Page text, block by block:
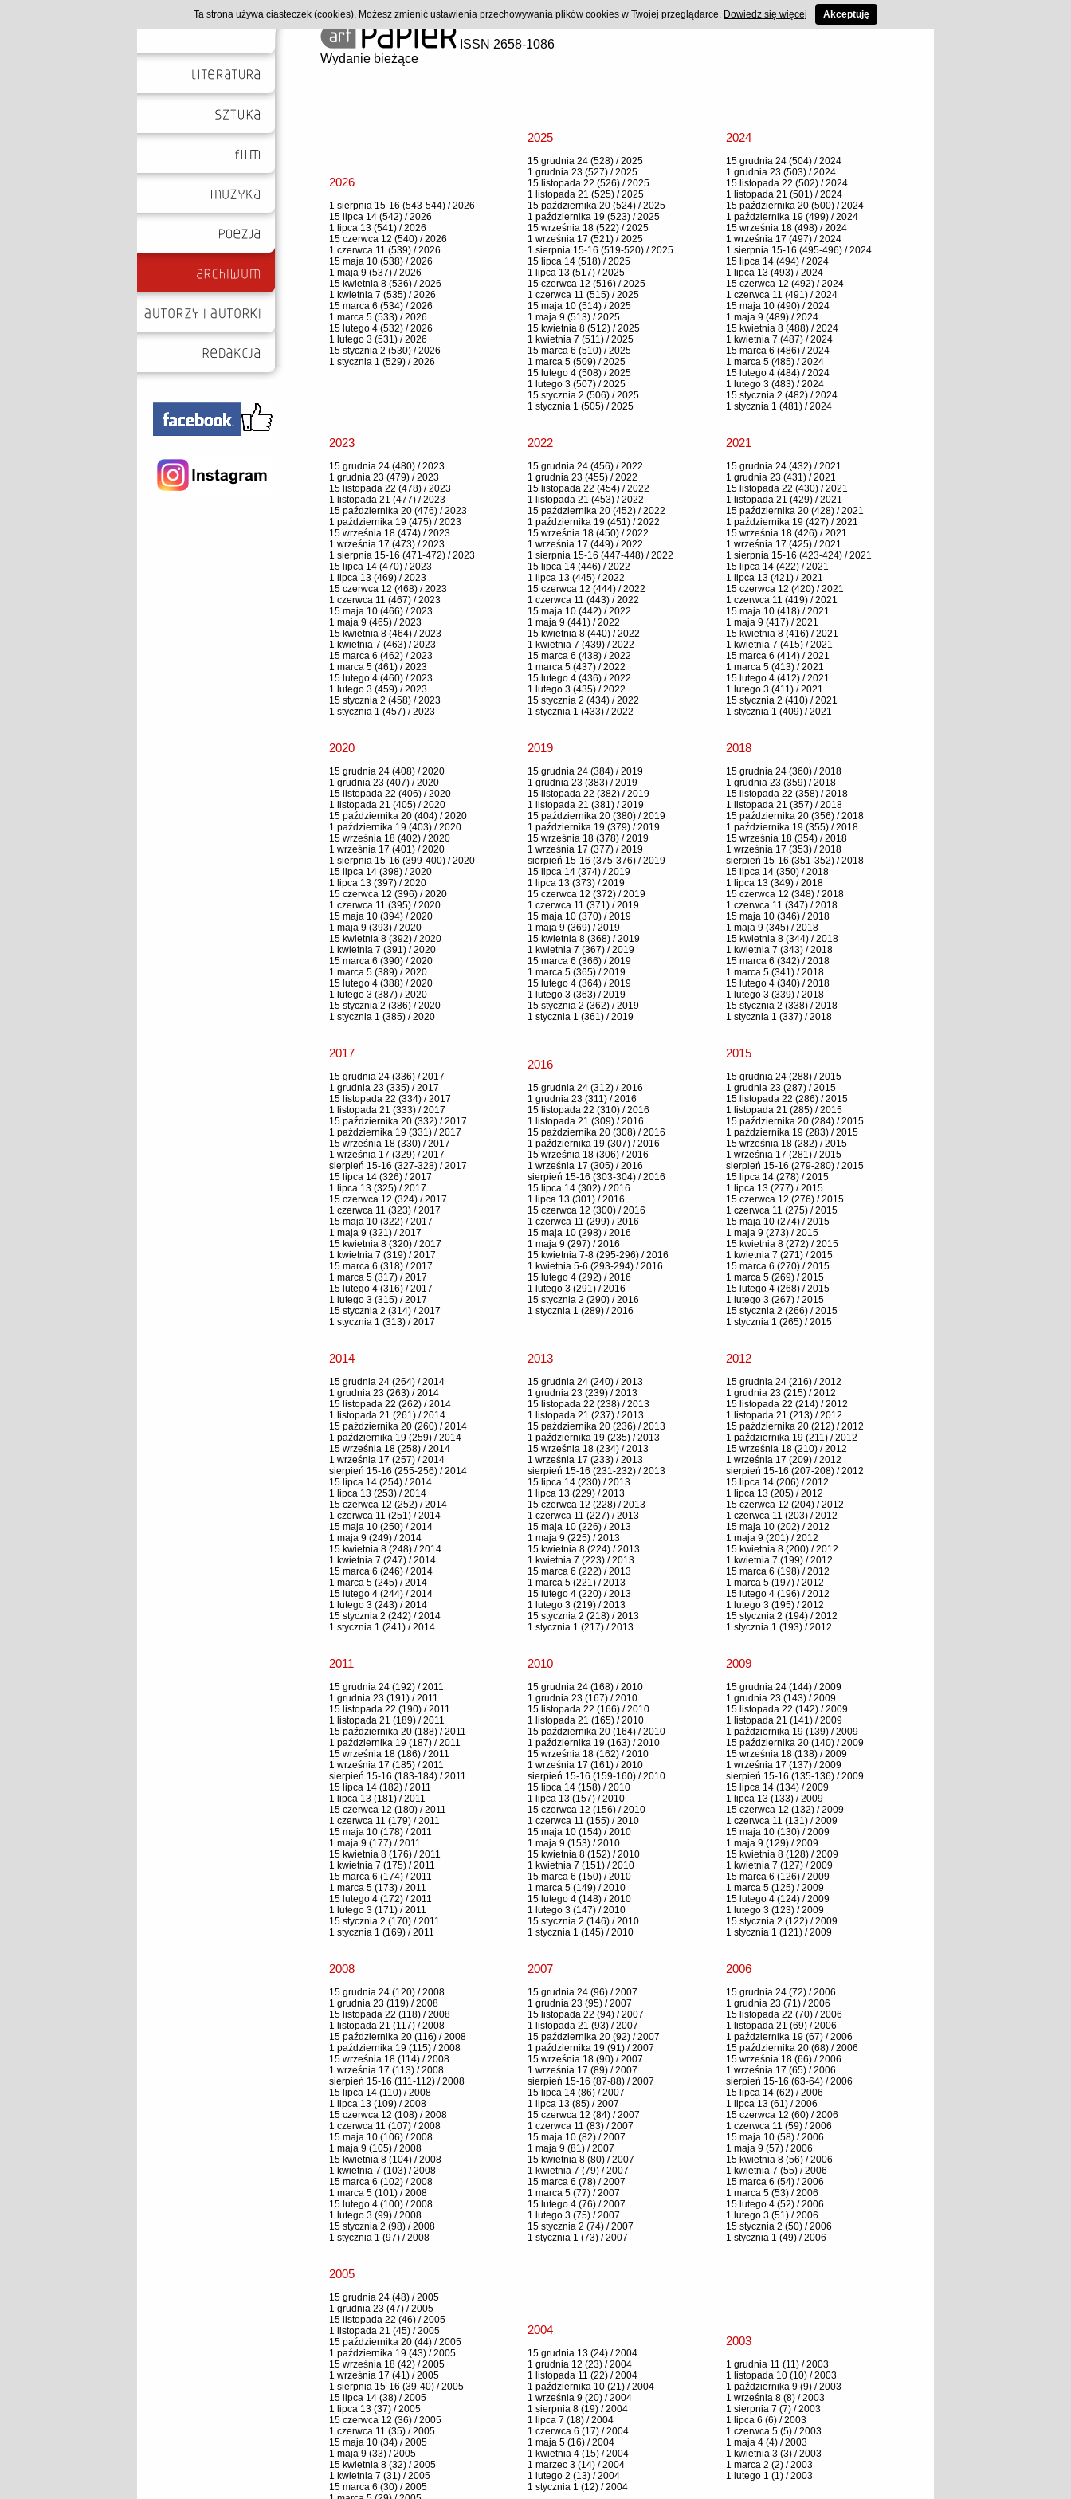
ISSN 2658-1086
Wydanie bieżące
2026
1 sierpnia 15-16 (543-544) / 2026
15 lipca 14 (542) / 2026
1 lipca 13 (541) / 2026
15 czerwca 12 (540) / 2026
1 czerwca 11 (539) / 2026
15 maja 10 (538) / 2026
1 maja 9 (537) / 2026
15 kwietnia 8 (536) / 2026
1 kwietnia 7 (535) / 2026
15 marca 6 (534) / 2026
1 marca 5 (533) / 2026
15 lutego 4 (532) / 2026
1 lutego 3 (531) / 2026
15 stycznia 2 (530) / 2026
1 stycznia 1 (529) / 2026
2025
15 grudnia 24 (528) / 2025
1 grudnia 23 (527) / 2025
15 listopada 22 (526) / 2025
1 listopada 21 (525) / 2025
15 października 20 (524) / 2025
1 października 19 (523) / 2025
15 września 18 (522) / 2025
1 września 17 (521) / 2025
1 sierpnia 15-16 (519-520) / 2025
15 lipca 14 (518) / 2025
1 lipca 13 (517) / 2025
15 czerwca 12 (516) / 2025
1 czerwca 11 (515) / 2025
15 maja 10 (514) / 2025
1 maja 9 (513) / 2025
15 kwietnia 8 (512) / 2025
1 kwietnia 7 (511) / 2025
15 marca 6 (510) / 2025
1 marca 5 (509) / 2025
15 lutego 4 (508) / 2025
1 lutego 3 (507) / 2025
15 stycznia 2 (506) / 2025
1 stycznia 1 (505) / 2025
2024
15 grudnia 24 (504) / 2024
1 grudnia 23 (503) / 2024
15 listopada 22 (502) / 2024
1 listopada 21 (501) / 2024
15 października 20 (500) / 2024
1 października 19 (499) / 2024
15 września 18 (498) / 2024
1 września 17 (497) / 2024
1 sierpnia 15-16 (495-496) / 2024
15 lipca 14 (494) / 2024
1 lipca 13 (493) / 2024
15 czerwca 12 (492) / 2024
1 czerwca 11 (491) / 2024
15 maja 10 (490) / 2024
1 maja 9 (489) / 2024
15 kwietnia 8 (488) / 2024
1 kwietnia 7 (487) / 2024
15 marca 6 (486) / 2024
1 marca 5 (485) / 2024
15 lutego 4 (484) / 2024
1 lutego 3 (483) / 2024
15 stycznia 2 (482) / 2024
1 stycznia 1 (481) / 2024
2023
15 grudnia 24 (480) / 2023
1 grudnia 23 (479) / 2023
15 listopada 22 (478) / 2023
1 listopada 21 (477) / 2023
15 października 20 (476) / 2023
1 października 19 (475) / 2023
15 września 18 (474) / 2023
1 września 17 (473) / 2023
1 sierpnia 15-16 (471-472) / 2023
15 lipca 14 (470) / 2023
1 lipca 13 (469) / 2023
15 czerwca 12 (468) / 2023
1 czerwca 11 (467) / 2023
15 maja 10 (466) / 2023
1 maja 9 (465) / 2023
15 kwietnia 8 (464) / 2023
1 kwietnia 7 (463) / 2023
15 marca 6 (462) / 2023
1 marca 5 (461) / 2023
15 lutego 4 (460) / 2023
1 lutego 3 (459) / 2023
15 stycznia 2 (458) / 2023
1 stycznia 1 (457) / 2023
2022
15 grudnia 24 (456) / 2022
1 grudnia 23 (455) / 2022
15 listopada 22 (454) / 2022
1 listopada 21 (453) / 2022
15 października 20 (452) / 2022
1 października 19 (451) / 2022
15 września 18 (450) / 2022
1 września 17 (449) / 2022
1 sierpnia 15-16 (447-448) / 2022
15 lipca 14 (446) / 2022
1 lipca 13 (445) / 2022
15 czerwca 12 (444) / 2022
1 czerwca 11 (443) / 2022
15 maja 10 (442) / 2022
1 maja 9 (441) / 2022
15 kwietnia 8 (440) / 2022
1 kwietnia 7 (439) / 2022
15 marca 6 (438) / 2022
1 marca 5 (437) / 2022
15 lutego 4 (436) / 2022
1 lutego 3 (435) / 2022
15 stycznia 2 (434) / 2022
1 stycznia 1 (433) / 2022
2021
15 grudnia 24 (432) / 2021
1 grudnia 23 (431) / 2021
15 listopada 22 (430) / 2021
1 listopada 21 (429) / 2021
15 października 20 (428) / 2021
1 października 19 (427) / 2021
15 września 18 (426) / 2021
1 września 17 (425) / 2021
1 sierpnia 15-16 (423-424) / 2021
15 lipca 14 (422) / 2021
1 lipca 13 (421) / 2021
15 czerwca 12 (420) / 2021
1 czerwca 11 (419) / 2021
15 maja 10 (418) / 2021
1 maja 9 (417) / 2021
15 kwietnia 8 (416) / 2021
1 kwietnia 7 (415) / 2021
15 marca 6 (414) / 2021
1 marca 5 (413) / 2021
15 lutego 4 (412) / 2021
1 lutego 3 (411) / 2021
15 stycznia 2 (410) / 2021
1 stycznia 1 (409) / 2021
2020
15 grudnia 24 (408) / 2020
1 grudnia 23 (407) / 2020
15 listopada 22 (406) / 2020
1 listopada 21 (405) / 2020
15 października 20 (404) / 2020
1 października 19 (403) / 2020
15 września 18 (402) / 2020
1 września 17 (401) / 2020
1 sierpnia 15-16 (399-400) / 2020
15 lipca 14 (398) / 2020
1 lipca 13 (397) / 2020
15 czerwca 12 (396) / 2020
1 czerwca 11 (395) / 2020
15 maja 10 (394) / 2020
1 maja 9 (393) / 2020
15 kwietnia 8 (392) / 2020
1 kwietnia 7 (391) / 2020
15 marca 6 (390) / 2020
1 marca 5 (389) / 2020
15 lutego 4 (388) / 2020
1 lutego 3 (387) / 2020
15 stycznia 2 (386) / 2020
1 stycznia 1 (385) / 2020
2019
15 grudnia 24 (384) / 2019
1 grudnia 23 (383) / 2019
15 listopada 22 (382) / 2019
1 listopada 21 (381) / 2019
15 października 20 (380) / 2019
1 października 19 (379) / 2019
15 września 18 (378) / 2019
1 września 17 (377) / 2019
sierpień 15-16 (375-376) / 2019
15 lipca 14 (374) / 2019
1 lipca 13 (373) / 2019
15 czerwca 12 (372) / 2019
1 czerwca 11 (371) / 2019
15 maja 10 (370) / 2019
1 maja 9 (369) / 2019
15 kwietnia 8 (368) / 2019
1 kwietnia 7 (367) / 2019
15 marca 6 (366) / 2019
1 marca 5 (365) / 2019
15 lutego 4 (364) / 2019
1 lutego 3 (363) / 2019
15 stycznia 2 (362) / 2019
1 stycznia 1 (361) / 2019
2018
15 grudnia 24 (360) / 2018
1 grudnia 23 (359) / 2018
15 listopada 22 (358) / 2018
1 listopada 21 (357) / 2018
15 października 20 (356) / 2018
1 października 19 (355) / 2018
15 września 18 (354) / 2018
1 września 17 (353) / 2018
sierpień 15-16 (351-352) / 2018
15 lipca 14 (350) / 2018
1 lipca 13 (349) / 2018
15 czerwca 12 (348) / 2018
1 czerwca 11 (347) / 2018
15 maja 10 (346) / 2018
1 maja 9 (345) / 2018
15 kwietnia 8 (344) / 2018
1 kwietnia 7 (343) / 2018
15 marca 6 (342) / 2018
1 marca 5 (341) / 2018
15 lutego 4 (340) / 2018
1 lutego 3 (339) / 2018
15 stycznia 2 (338) / 2018
1 stycznia 1 (337) / 2018
2017
15 grudnia 24 (336) / 2017
1 grudnia 23 (335) / 2017
15 listopada 22 (334) / 2017
1 listopada 21 (333) / 2017
15 października 20 (332) / 2017
1 października 19 (331) / 2017
15 września 18 (330) / 2017
1 września 17 (329) / 2017
sierpień 15-16 (327-328) / 2017
15 lipca 14 (326) / 2017
1 lipca 13 (325) / 2017
15 czerwca 12 (324) / 2017
1 czerwca 11 (323) / 2017
15 maja 10 (322) / 2017
1 maja 9 (321) / 2017
15 kwietnia 8 (320) / 2017
1 kwietnia 7 (319) / 2017
15 marca 6 (318) / 2017
1 marca 5 (317) / 2017
15 lutego 4 (316) / 2017
1 lutego 3 (315) / 2017
15 stycznia 2 (314) / 2017
1 stycznia 1 (313) / 2017
2016
15 grudnia 24 (312) / 2016
1 grudnia 23 (311) / 2016
15 listopada 22 (310) / 2016
1 listopada 21 (309) / 2016
15 października 20 (308) / 2016
1 października 19 (307) / 2016
15 września 18 (306) / 2016
1 września 17 (305) / 2016
sierpień 15-16 (303-304) / 2016
15 lipca 14 (302) / 2016
1 lipca 13 (301) / 2016
15 czerwca 12 (300) / 2016
1 czerwca 11 (299) / 2016
15 maja 10 (298) / 2016
1 maja 9 (297) / 2016
15 kwietnia 7-8 (295-296) / 2016
1 kwietnia 5-6 (293-294) / 2016
15 lutego 4 (292) / 2016
1 lutego 3 (291) / 2016
15 stycznia 2 (290) / 2016
1 stycznia 1 (289) / 2016
2015
15 grudnia 24 (288) / 2015
1 grudnia 23 (287) / 2015
15 listopada 22 (286) / 2015
1 listopada 21 (285) / 2015
15 października 20 (284) / 2015
1 października 19 (283) / 2015
15 września 18 (282) / 2015
1 września 17 (281) / 2015
sierpień 15-16 (279-280) / 2015
15 lipca 14 (278) / 2015
1 lipca 13 (277) / 2015
15 czerwca 12 (276) / 2015
1 czerwca 11 (275) / 2015
15 maja 10 (274) / 2015
1 maja 9 (273) / 2015
15 kwietnia 8 (272) / 2015
1 kwietnia 7 (271) / 2015
15 marca 6 (270) / 2015
1 marca 5 (269) / 2015
15 lutego 4 (268) / 2015
1 lutego 3 (267) / 2015
15 stycznia 2 (266) / 2015
1 stycznia 1 (265) / 2015
2014
15 grudnia 24 (264) / 2014
1 grudnia 23 (263) / 2014
15 listopada 22 (262) / 2014
1 listopada 21 (261) / 2014
15 października 20 (260) / 2014
1 października 19 (259) / 2014
15 września 18 (258) / 2014
1 września 17 (257) / 2014
sierpień 15-16 (255-256) / 2014
15 lipca 14 (254) / 2014
1 lipca 13 (253) / 2014
15 czerwca 12 (252) / 2014
1 czerwca 11 (251) / 2014
15 maja 10 (250) / 2014
1 maja 9 (249) / 2014
15 kwietnia 8 (248) / 2014
1 kwietnia 7 (247) / 2014
15 marca 6 (246) / 2014
1 marca 5 (245) / 2014
15 lutego 4 (244) / 2014
1 lutego 3 (243) / 2014
15 stycznia 2 (242) / 2014
1 stycznia 1 (241) / 2014
2013
15 grudnia 24 (240) / 2013
1 grudnia 23 (239) / 2013
15 listopada 22 (238) / 2013
1 listopada 21 (237) / 2013
15 października 20 (236) / 2013
1 października 19 (235) / 2013
15 września 18 (234) / 2013
1 września 17 (233) / 2013
sierpień 15-16 (231-232) / 2013
15 lipca 14 (230) / 2013
1 lipca 13 (229) / 2013
15 czerwca 12 (228) / 2013
1 czerwca 11 (227) / 2013
15 maja 10 (226) / 2013
1 maja 9 (225) / 2013
15 kwietnia 8 (224) / 2013
1 kwietnia 7 (223) / 2013
15 marca 6 (222) / 2013
1 marca 5 (221) / 2013
15 lutego 4 (220) / 2013
1 lutego 3 (219) / 2013
15 stycznia 2 (218) / 2013
1 stycznia 1 (217) / 2013
2012
15 grudnia 24 (216) / 2012
1 grudnia 23 (215) / 2012
15 listopada 22 (214) / 2012
1 listopada 21 (213) / 2012
15 października 20 (212) / 2012
1 października 19 (211) / 2012
15 września 18 (210) / 2012
1 września 17 (209) / 2012
sierpień 15-16 (207-208) / 2012
15 lipca 14 (206) / 2012
1 lipca 13 (205) / 2012
15 czerwca 12 (204) / 2012
1 czerwca 11 (203) / 2012
15 maja 10 (202) / 2012
1 maja 9 (201) / 2012
15 kwietnia 8 (200) / 2012
1 kwietnia 7 (199) / 2012
15 marca 6 (198) / 2012
1 marca 5 (197) / 2012
15 lutego 4 (196) / 2012
1 lutego 3 (195) / 2012
15 stycznia 2 (194) / 2012
1 stycznia 1 (193) / 2012
2011
15 grudnia 24 (192) / 2011
1 grudnia 23 (191) / 2011
15 listopada 22 (190) / 2011
1 listopada 21 (189) / 2011
15 października 20 (188) / 2011
1 października 19 (187) / 2011
15 września 18 (186) / 2011
1 września 17 (185) / 2011
sierpień 15-16 (183-184) / 2011
15 lipca 14 (182) / 2011
1 lipca 13 (181) / 2011
15 czerwca 12 (180) / 2011
1 czerwca 11 (179) / 2011
15 maja 10 (178) / 2011
1 maja 9 (177) / 2011
15 kwietnia 8 (176) / 2011
1 kwietnia 7 (175) / 2011
15 marca 6 (174) / 2011
1 marca 5 (173) / 2011
15 lutego 4 (172) / 2011
1 lutego 3 (171) / 2011
15 stycznia 2 (170) / 2011
1 stycznia 1 (169) / 2011
2010
15 grudnia 24 (168) / 2010
1 grudnia 23 (167) / 2010
15 listopada 22 (166) / 2010
1 listopada 21 (165) / 2010
15 października 20 (164) / 2010
1 października 19 (163) / 2010
15 września 18 (162) / 2010
1 września 17 (161) / 2010
sierpień 15-16 (159-160) / 2010
15 lipca 14 (158) / 2010
1 lipca 13 (157) / 2010
15 czerwca 12 (156) / 2010
1 czerwca 11 (155) / 2010
15 maja 10 (154) / 2010
1 maja 9 (153) / 2010
15 kwietnia 8 (152) / 2010
1 kwietnia 7 (151) / 2010
15 marca 6 (150) / 2010
1 marca 5 (149) / 2010
15 lutego 4 (148) / 2010
1 lutego 3 (147) / 2010
15 stycznia 2 (146) / 2010
1 stycznia 1 (145) / 2010
2009
15 grudnia 24 (144) / 2009
1 grudnia 23 (143) / 2009
15 listopada 22 (142) / 2009
1 listopada 21 (141) / 2009
1 października 19 (139) / 2009
15 października 20 (140) / 2009
15 września 18 (138) / 2009
1 września 17 (137) / 2009
sierpień 15-16 (135-136) / 2009
15 lipca 14 (134) / 2009
1 lipca 13 (133) / 2009
15 czerwca 12 (132) / 2009
1 czerwca 11 (131) / 2009
15 maja 10 (130) / 2009
1 maja 9 (129) / 2009
15 kwietnia 8 (128) / 2009
1 kwietnia 7 (127) / 2009
15 marca 6 (126) / 2009
1 marca 5 (125) / 2009
15 lutego 4 (124) / 2009
1 lutego 3 (123) / 2009
15 stycznia 2 (122) / 2009
1 stycznia 1 (121) / 2009
2008
15 grudnia 24 (120) / 2008
1 grudnia 23 (119) / 2008
15 listopada 22 (118) / 2008
1 listopada 21 (117) / 2008
15 października 20 (116) / 2008
1 października 19 (115) / 2008
15 września 18 (114) / 2008
1 września 17 (113) / 2008
sierpień 15-16 (111-112) / 2008
15 lipca 14 (110) / 2008
1 lipca 13 (109) / 2008
15 czerwca 12 (108) / 2008
1 czerwca 11 (107) / 2008
15 maja 10 (106) / 2008
1 maja 9 (105) / 2008
15 kwietnia 8 (104) / 2008
1 kwietnia 7 (103) / 2008
15 marca 6 (102) / 2008
1 marca 5 (101) / 2008
15 lutego 4 (100) / 2008
1 lutego 3 (99) / 2008
15 stycznia 2 (98) / 2008
1 stycznia 1 (97) / 2008
2007
15 grudnia 24 (96) / 2007
1 grudnia 23 (95) / 2007
15 listopada 22 (94) / 2007
1 listopada 21 (93) / 2007
15 października 20 (92) / 2007
1 października 19 (91) / 2007
15 września 18 (90) / 2007
1 września 17 (89) / 2007
sierpień 15-16 (87-88) / 2007
15 lipca 14 (86) / 2007
1 lipca 13 (85) / 2007
15 czerwca 12 (84) / 2007
1 czerwca 11 (83) / 2007
15 maja 10 (82) / 2007
1 maja 9 (81) / 2007
15 kwietnia 8 (80) / 2007
1 kwietnia 7 (79) / 2007
15 marca 6 (78) / 2007
1 marca 5 (77) / 2007
15 lutego 4 (76) / 2007
1 lutego 3 (75) / 2007
15 stycznia 2 (74) / 2007
1 stycznia 1 (73) / 2007
2006
15 grudnia 24 (72) / 2006
1 grudnia 23 (71) / 2006
15 listopada 22 (70) / 2006
1 listopada 21 (69) / 2006
1 października 19 (67) / 2006
15 października 20 (68) / 2006
15 września 18 (66) / 2006
1 września 17 (65) / 2006
sierpień 15-16 (63-64) / 2006
15 lipca 14 (62) / 2006
1 lipca 13 (61) / 2006
15 czerwca 12 (60) / 2006
1 czerwca 11 (59) / 2006
15 maja 10 (58) / 2006
1 maja 9 (57) / 2006
15 kwietnia 8 (56) / 2006
1 kwietnia 7 (55) / 2006
15 marca 6 (54) / 2006
1 marca 5 (53) / 2006
15 lutego 4 (52) / 2006
1 lutego 3 (51) / 2006
15 stycznia 2 (50) / 2006
1 stycznia 1 (49) / 2006
2005
15 grudnia 24 (48) / 2005
1 grudnia 23 (47) / 2005
15 listopada 22 (46) / 2005
1 listopada 21 (45) / 2005
15 października 20 (44) / 2005
1 października 19 (43) / 2005
15 września 18 (42) / 2005
1 września 17 (41) / 2005
1 sierpnia 15-16 (39-40) / 2005
15 lipca 14 (38) / 2005
1 lipca 13 (37) / 2005
15 czerwca 12 (36) / 2005
1 czerwca 11 (35) / 2005
15 maja 10 (34) / 2005
1 maja 9 (33) / 2005
15 kwietnia 8 (32) / 2005
1 kwietnia 7 (31) / 2005
15 marca 6 (30) / 2005
2004
15 grudnia 13 (24) / 2004
1 grudnia 12 (23) / 2004
1 listopada 11 (22) / 2004
1 października 10 (21) / 2004
1 września 9 (20) / 2004
1 sierpnia 8 (19) / 2004
1 lipca 7 (18) / 2004
1 czerwca 6 (17) / 2004
1 maja 5 (16) / 2004
1 kwietnia 4 (15) / 2004
1 marzec 3 (14) / 2004
1 lutego 2 (13) / 2004
1 stycznia 1 (12) / 2004
2003
1 grudnia 11 (11) / 2003
1 listopada 10 (10) / 2003
1 października 9 (9) / 2003
1 września 8 (8) / 2003
1 sierpnia 7 (7) / 2003
1 lipca 6 (6) / 2003
1 czerwca 5 (5) / 2003
1 maja 4 (4) / 2003
1 kwietnia 3 (3) / 2003
1 marca 2 (2) / 2003
1 lutego 1 (1) / 2003
Ta strona używa ciasteczek (cookies). Możesz zmienić ustawienia przechowywania plików cookies w Twojej przeglądarce. Dowiedz się więcej Akceptuję